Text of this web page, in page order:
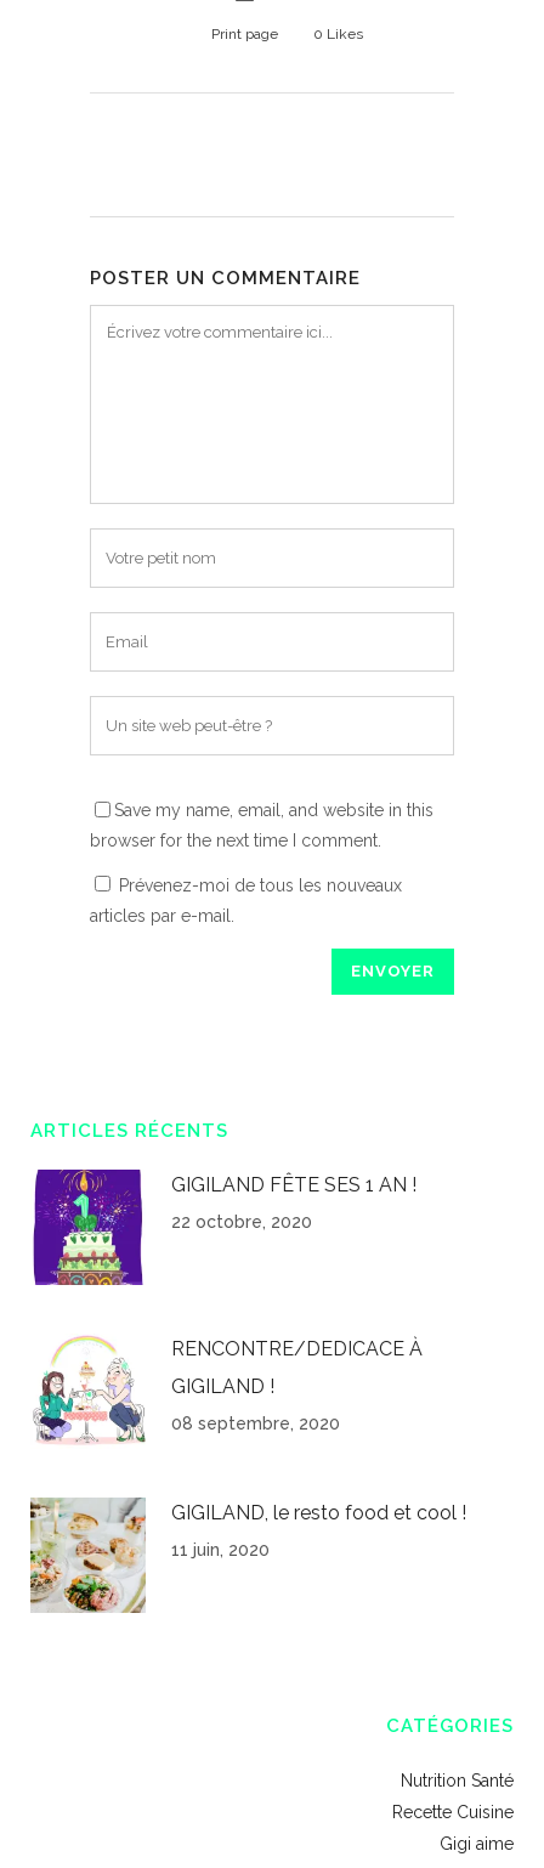
Print page 0 Likes
POSTER UN COMMENTAIRE
Save my name, email, and website in this
browser for the next time I comment.
Prévenez-moi de tous les nouveaux
articles par e-mail.
ARTICLES RÉCENTS
GIGILAND FÊTE SES 1 AN !
22 octobre, 2020
RENCONTRE/DEDICACE À
GIGILAND !
08 septembre, 2020
GIGILAND, le resto food et cool !
11 juin, 2020
CATÉGORIES
Nutrition Santé
Recette Cuisine
Gigi aime